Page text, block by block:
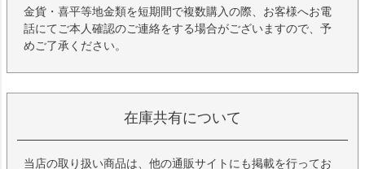
金貨・喜平等地金類を短期間で複数購入の際、お客様へお電
話にてご本人確認のご連絡をする場合がございますので、予
めご了承ください。
在庫共有について
当店の取り扱い商品は、他の通販サイトにも掲載を行ってお